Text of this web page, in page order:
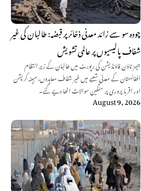
چودہ سو سے زائد معدنی ذخائر پر قبضہ: طالبان کی غیر
شفاف پالیسیوں پر عالمی تشویش
جیمز ٹاؤن فاؤنڈیشن کی رپورٹ میں طالبان کے زیرِ انتظام
افغانستان کے معدنی شعبے میں غیر شفاف معاہدوں، مبینہ کرپشن
اور اقربا پروری پر سنگین سوالات اٹھا دیے گئے۔
August 9, 2026